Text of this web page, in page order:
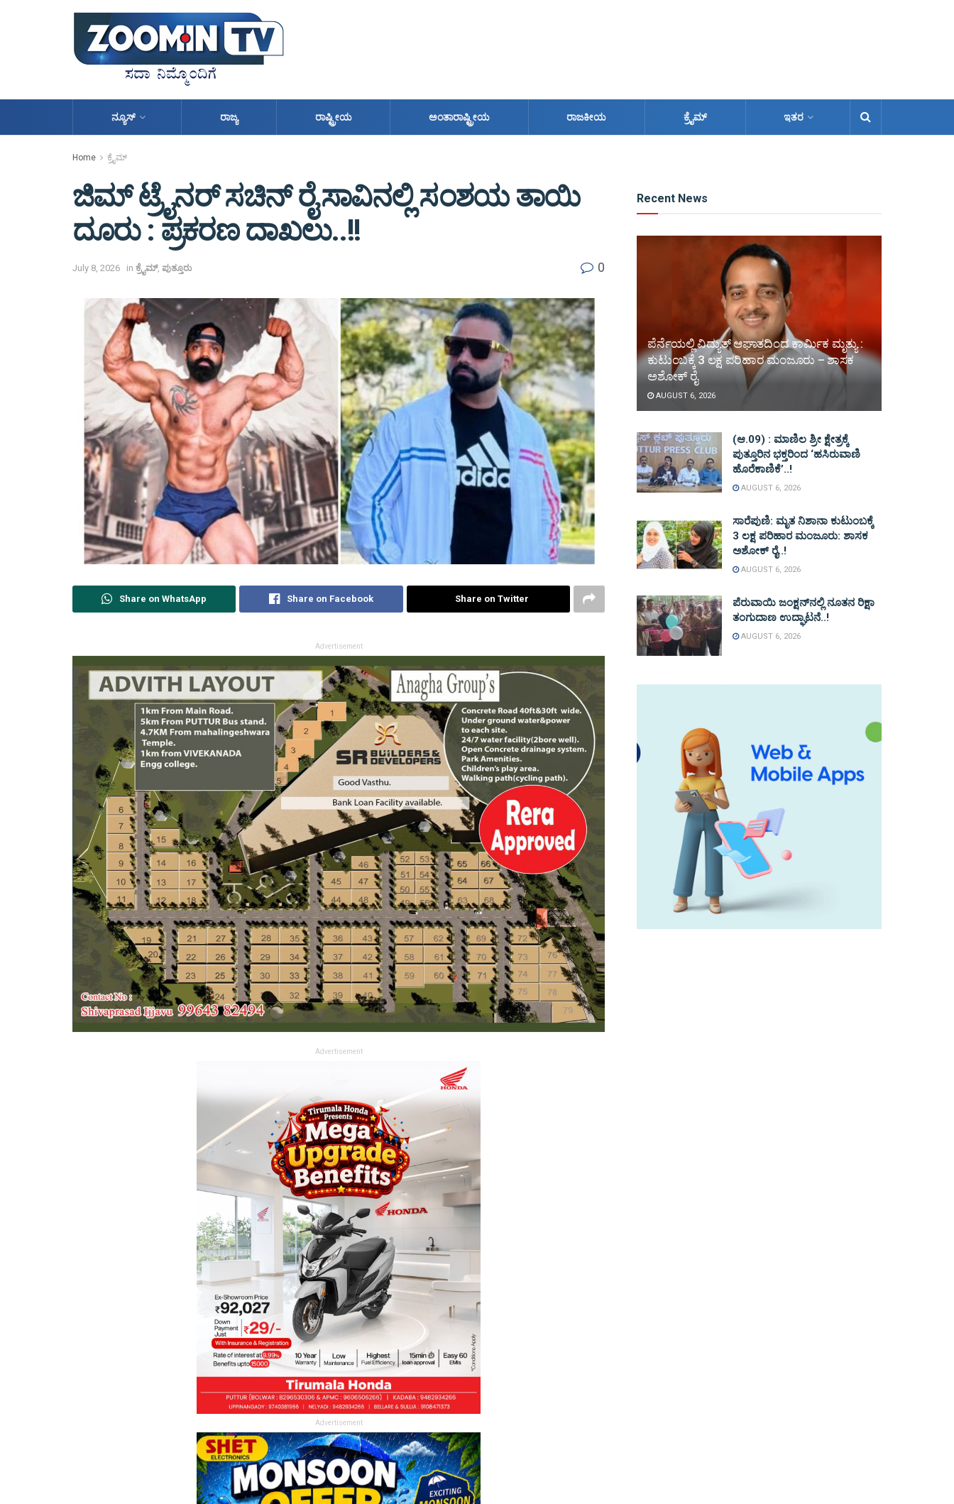
ನ್ಯೂಸ್ ರಾಜ್ಯ ರಾಷ್ಟ್ರೀಯ ಅಂತಾರಾಷ್ಟ್ರೀಯ ರಾಜಕೀಯ ಕ್ರೈಮ್ ಇತರ
Home ಕ್ರೈಮ್
ಜಿಮ್ ಟ್ರೈನ‌ರ್ ಸಚಿನ್ ರೈ ಸಾವಿನಲ್ಲಿ ಸಂಶಯ ತಾಯಿ
ದೂರು : ಪ್ರಕರಣ ದಾಖಲು..!!
July 8, 2026 in ಕ್ರೈಮ್, ಪುತ್ತೂರು 0
Share on WhatsApp Share on Facebook Share on Twitter
Advertisement
Advertisement
Advertisement
Recent News
ಪೆರ್ನೆಯಲ್ಲಿ ವಿದ್ಯುತ್ ಆಘಾತದಿಂದ ಕಾರ್ಮಿಕ ಮೃತ್ಯು :
ಕುಟುಂಬಕ್ಕೆ 3 ಲಕ್ಷ ಪರಿಹಾರ ಮಂಜೂರು – ಶಾಸಕ
ಅಶೋಕ್ ರೈ
AUGUST 6, 2026
(ಆ.09) : ಮಾಣಿಲ ಶ್ರೀ ಕ್ಷೇತ್ರಕ್ಕೆ
ಪುತ್ತೂರಿನ ಭಕ್ತರಿಂದ ‘ಹಸಿರುವಾಣಿ
ಹೊರೆಕಾಣಿಕೆ’..!
AUGUST 6, 2026
ಸಾರೆಪುಣಿ: ಮೃತ ನಿಶಾನಾ ಕುಟುಂಬಕ್ಕೆ
3 ಲಕ್ಷ ಪರಿಹಾರ ಮಂಜೂರು: ಶಾಸಕ
ಅಶೋಕ್ ರೈ..!
AUGUST 6, 2026
ಪೆರುವಾಯಿ ಜಂಕ್ಷನ್‌ನಲ್ಲಿ ನೂತನ ರಿಕ್ಷಾ
ತಂಗುದಾಣ ಉದ್ಘಾಟನೆ..!
AUGUST 6, 2026